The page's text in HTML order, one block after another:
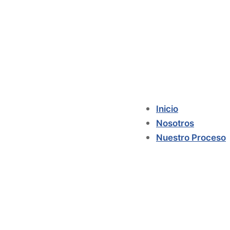
Inicio
Nosotros
Nuestro Proceso